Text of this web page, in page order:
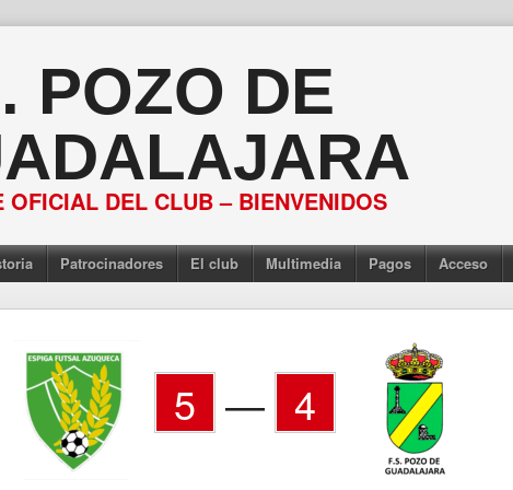
POZO DE
OFICIAL DEL CLUB – BIENVENIDOS
Patrocinadores El club Multimedia Pagos Acceso
5 — 4